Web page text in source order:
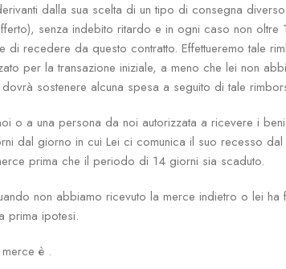
dalla sua scelta di un tipo di consegna
senza indebito ritardo e in ogni caso non oltre
di recedere da questo contratto. Effettueremo tale
per la transazione iniziale, a meno che lei non
sostenere alcuna spesa a seguito di tale
o a una persona da noi autorizzata a ricevere i
dal giorno in cui Lei ci comunica il suo recesso dal
prima che il periodo di 14 giorni sia scaduto.
non abbiamo ricevuto la merce indietro o lei
prima ipotesi.
è .